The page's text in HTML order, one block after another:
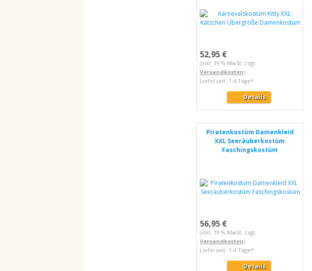
52,95 €
(inkl. 19 % MwSt. zzgl.
Versandkosten)
Lieferzeit: 1-4 Tage*
Details
Piratenkostüm Damenkleid
XXL Seeräuberkostüm
Faschingskostüm
56,95 €
(inkl. 19 % MwSt. zzgl.
Versandkosten)
Lieferzeit: 1-4 Tage*
Details